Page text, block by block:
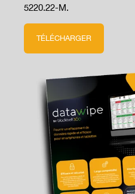
5220.22-M.
TÉLÉCHARGER